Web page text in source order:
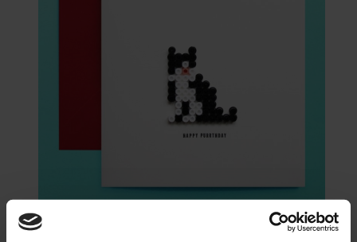
Grußkarte HAPPY PURRTHDAY
6,50 €